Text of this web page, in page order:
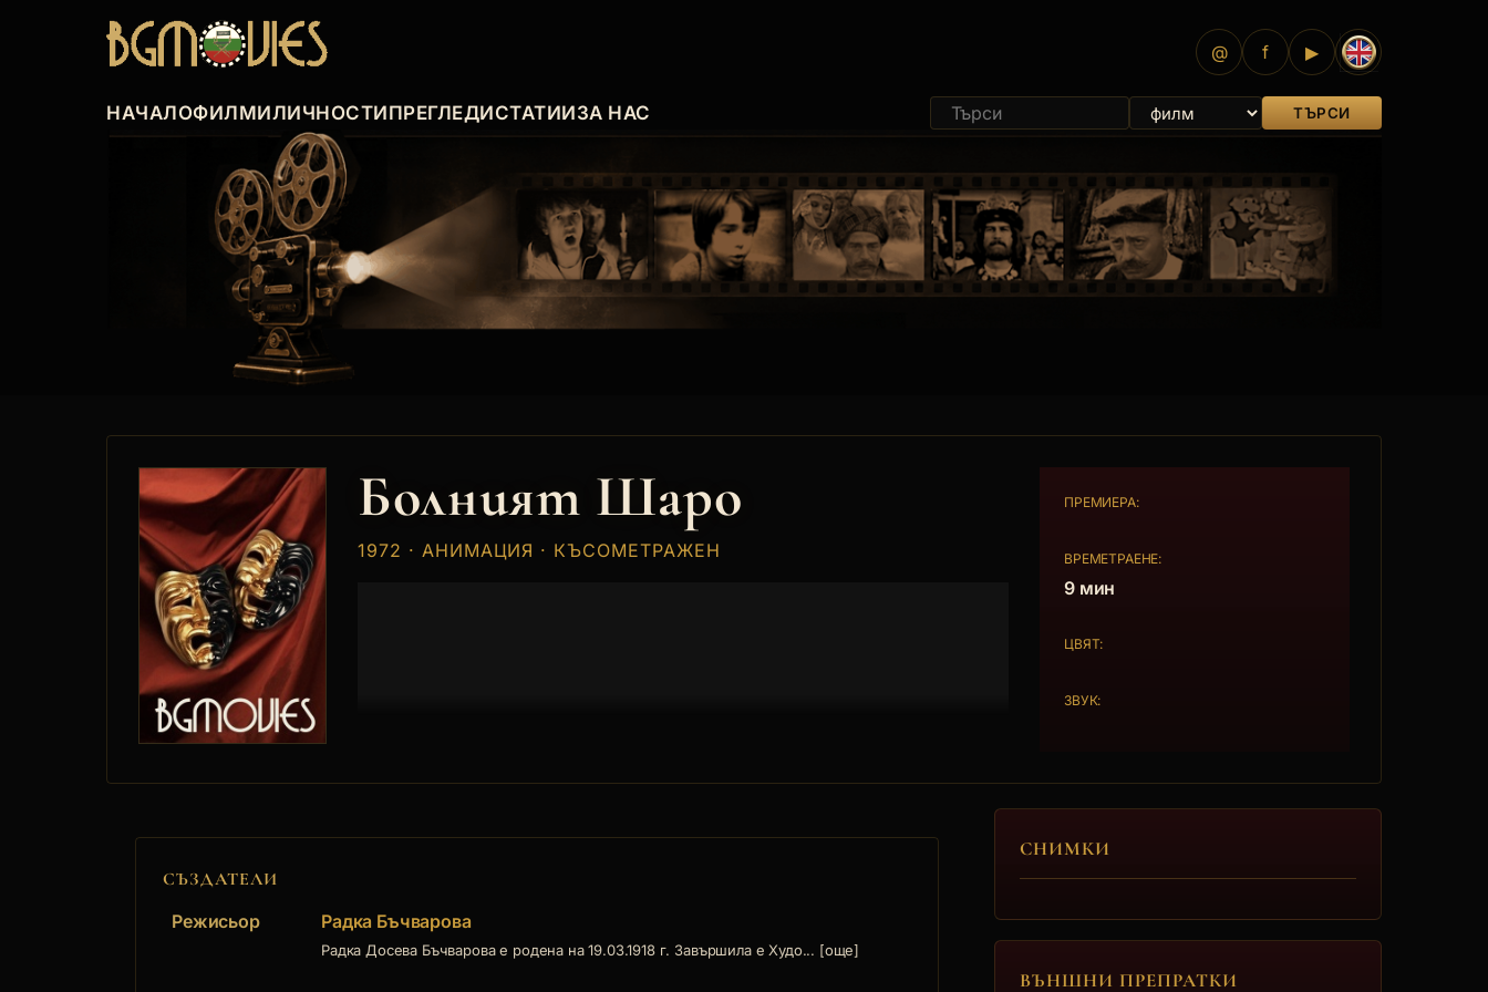
@ f ▶
НАЧАЛОФИЛМИЛИЧНОСТИПРЕГЛЕДИСТАТИИЗА НАС ТЪРСИ
Болният Шаро
1972 · АНИМАЦИЯ · КЪСОМЕТРАЖЕН
ПРЕМИЕРА:
ВРЕМЕТРАЕНЕ:
9 мин
ЦВЯТ:
ЗВУК:
СЪЗДАТЕЛИ
Режисьор
Радка Бъчварова
Радка Досева Бъчварова е родена на 19.03.1918 г. Завършила е Худо... [още]
СНИМКИ
ВЪНШНИ ПРЕПРАТКИ